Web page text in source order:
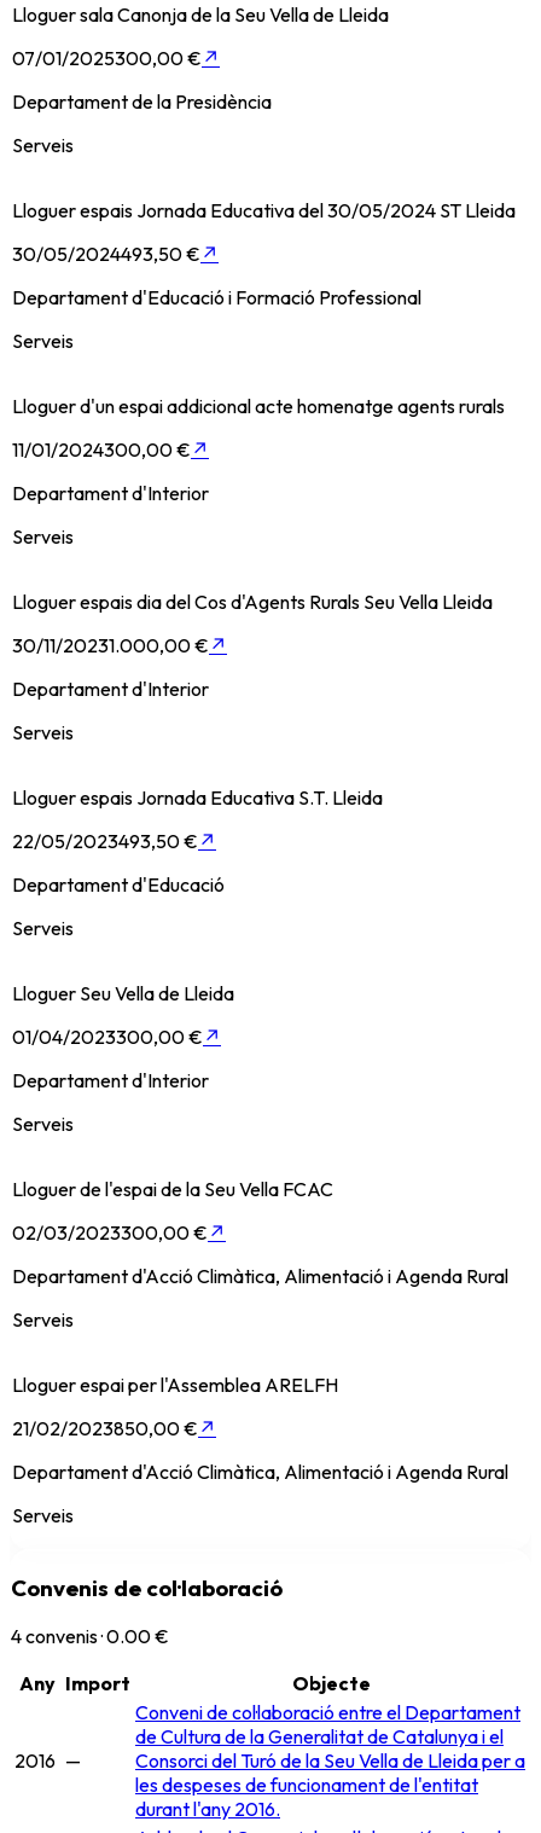
Lloguer sala Canonja de la Seu Vella de Lleida
07/01/2025300,00 € ↗
Departament de la Presidència
Serveis
Lloguer espais Jornada Educativa del 30/05/2024 ST Lleida
30/05/2024493,50 € ↗
Departament d'Educació i Formació Professional
Serveis
Lloguer d'un espai addicional acte homenatge agents rurals
11/01/2024300,00 € ↗
Departament d'Interior
Serveis
Lloguer espais dia del Cos d'Agents Rurals Seu Vella Lleida
30/11/20231.000,00 € ↗
Departament d'Interior
Serveis
Lloguer espais Jornada Educativa S.T. Lleida
22/05/2023493,50 € ↗
Departament d'Educació
Serveis
Lloguer Seu Vella de Lleida
01/04/2023300,00 € ↗
Departament d'Interior
Serveis
Lloguer de l'espai de la Seu Vella FCAC
02/03/2023300,00 € ↗
Departament d'Acció Climàtica, Alimentació i Agenda Rural
Serveis
Lloguer espai per l'Assemblea ARELFH
21/02/2023850,00 € ↗
Departament d'Acció Climàtica, Alimentació i Agenda Rural
Serveis
Convenis de col·laboració
4convenis ·0.00 €
Any Import Objecte
2016 —
Conveni de col·laboració entre el Departament
de Cultura de la Generalitat de Catalunya i el
Consorci del Turó de la Seu Vella de Lleida per a
les despeses de funcionament de l'entitat
durant l'any 2016.